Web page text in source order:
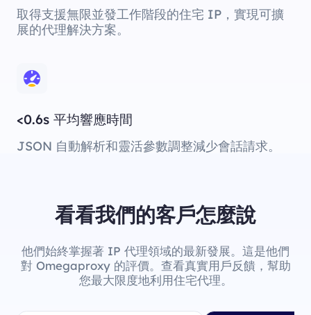
取得支援無限並發工作階段的住宅 IP，實現可擴
展的代理解決方案。
<0.6s 平均響應時間
JSON 自動解析和靈活參數調整減少會話請求。
看看我們的客戶怎麼說
他們始終掌握著 IP 代理領域的最新發展。這是他們
對 Omegaproxy 的評價。查看真實用戶反饋，幫助
您最大限度地利用住宅代理。